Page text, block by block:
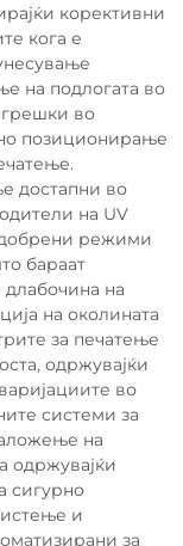
корективни
кога е
на подлогата во
грешки во
позиционирање
достапни во
на UV
режими
бараат
длабочина на
на околината
за печатење
одржувајќи
во
системи за
на
одржувајќи
сигурно
и
за